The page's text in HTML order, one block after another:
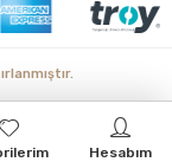
Hesabım